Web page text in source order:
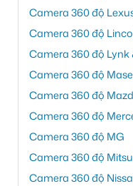
Camera 360 độ
Camera 360 độ
Camera 360 độ Lynk
Camera 360 độ
Camera 360 độ
Camera 360 độ
Camera 360 độ MG
Camera 360 độ
Camera 360 độ